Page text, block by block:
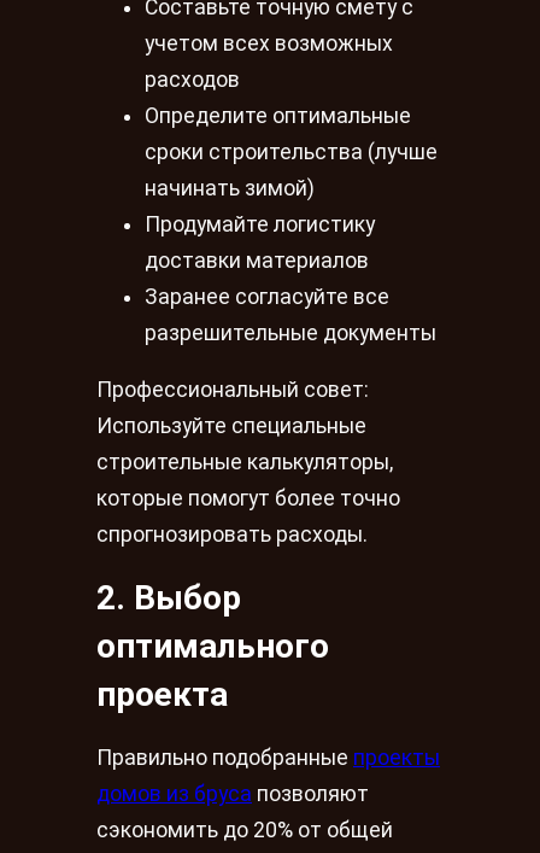
Составьте точную смету с
учетом всех возможных
расходов
Определите оптимальные
сроки строительства (лучше
начинать зимой)
Продумайте логистику
доставки материалов
Заранее согласуйте все
разрешительные документы
Профессиональный совет:
Используйте специальные
строительные калькуляторы,
которые помогут более точно
спрогнозировать расходы.
2. Выбор
оптимального
проекта
Правильно подобранные проекты
домов из бруса позволяют
сэкономить до 20% от общей